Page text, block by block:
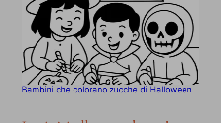
Bambini che colorano zucche di Halloween